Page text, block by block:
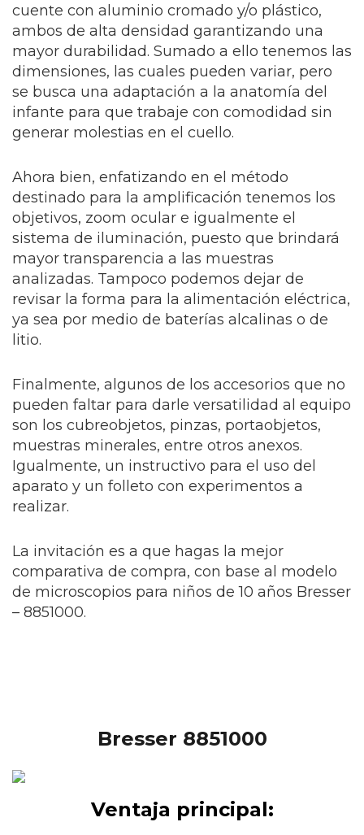
cuente con aluminio cromado y/o plástico,
ambos de alta densidad garantizando una
mayor durabilidad. Sumado a ello tenemos las
dimensiones, las cuales pueden variar, pero
se busca una adaptación a la anatomía del
infante para que trabaje con comodidad sin
generar molestias en el cuello.
Ahora bien, enfatizando en el método
destinado para la amplificación tenemos los
objetivos, zoom ocular e igualmente el
sistema de iluminación, puesto que brindará
mayor transparencia a las muestras
analizadas. Tampoco podemos dejar de
revisar la forma para la alimentación eléctrica,
ya sea por medio de baterías alcalinas o de
litio.
Finalmente, algunos de los accesorios que no
pueden faltar para darle versatilidad al equipo
son los cubreobjetos, pinzas, portaobjetos,
muestras minerales, entre otros anexos.
Igualmente, un instructivo para el uso del
aparato y un folleto con experimentos a
realizar.
La invitación es a que hagas la mejor
comparativa de compra, con base al modelo
de microscopios para niños de 10 años Bresser
– 8851000.
Bresser 8851000
Ventaja principal: